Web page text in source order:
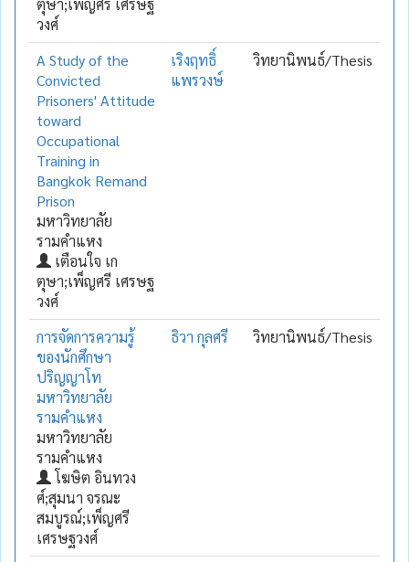
วงศ์
A Study of the
Convicted
Prisoners' Attitude
toward
Occupational
Training in
Bangkok Remand
Prison
มหาวิทยาลัย
รามคำแหง
เตือนใจ เก
ตุษา;เพ็ญศรี เศรษฐ
วงศ์
เริงฤทธิ์
แพรวงษ์
วิทยานิพนธ์/Thesis
การจัดการความรู้
ของนักศึกษา
ปริญญาโท
มหาวิทยาลัย
รามคำแหง
มหาวิทยาลัย
รามคำแหง
โฆษิต อินทวง
ศ์;สุมนา จรณะ
สมบูรณ์;เพ็ญศรี
เศรษฐวงศ์
ธิวา กุลศรี วิทยานิพนธ์/Thesis